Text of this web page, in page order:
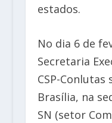
estados.
No dia 6 de
Secretaria
CSP-Conlutas
Brasília, na
SN (setor